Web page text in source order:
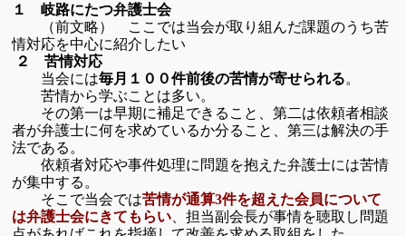
１ 岐路にたつ弁護士会
（前文略） ここでは当会が取り組んだ課題のうち苦
情対応を中心に紹介したい
２ 苦情対応
当会には毎月１００件前後の苦情が寄せられる。
苦情から学ぶことは多い。
その第一は早期に補足できること、第二は依頼者相談
者が弁護士に何を求めているか分ること、第三は解決の手
法である。
依頼者対応や事件処理に問題を抱えた弁護士には苦情
が集中する。
そこで当会では苦情が通算3件を超えた会員について
は弁護士会にきてもらい、担当副会長が事情を聴取し問題